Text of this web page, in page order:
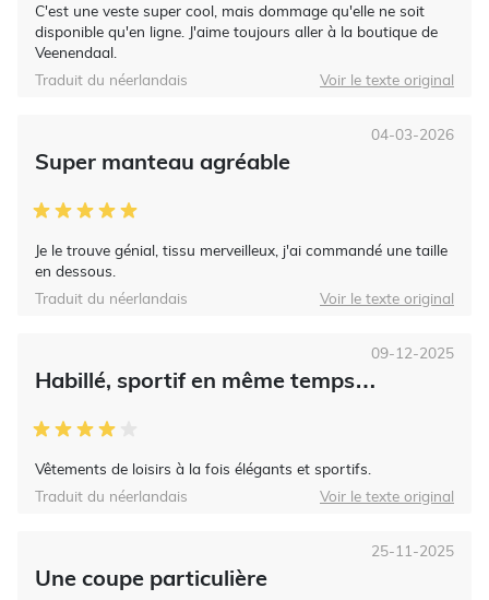
C'est une veste super cool, mais dommage qu'elle ne soit
disponible qu'en ligne. J'aime toujours aller à la boutique de
Veenendaal.
Traduit du néerlandais Voir le texte original
Super manteau agréable
Je le trouve génial, tissu merveilleux, j'ai commandé une taille
en dessous.
04-03-2026
Traduit du néerlandais Voir le texte original
Habillé, sportif en même temps…
Vêtements de loisirs à la fois élégants et sportifs.
09-12-2025
Traduit du néerlandais Voir le texte original
Une coupe particulière
25-11-2025